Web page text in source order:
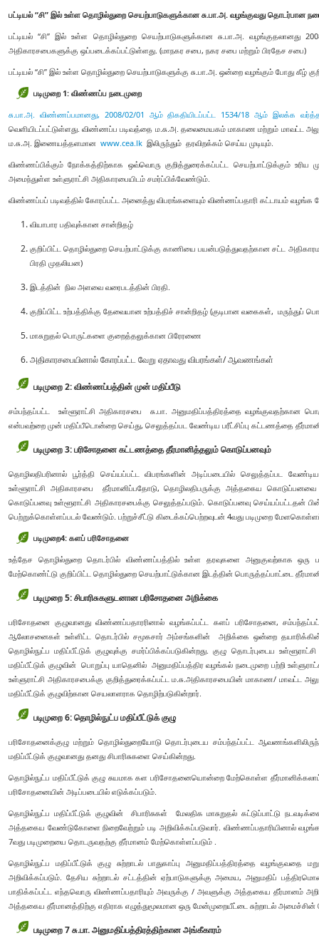
பட்டியல் “சி” இல் உள்ள தொழில்துறை செயற்பாடுகளுக்கான சு.பா.அ. வழங்குவது தொடர்பான
பட்டியல் “சி” இல் உள்ள தொழில்துறை செயற்பாடுகளுக்கான சு.பா.அ. வழங்குதலானது
அதிகாரசபைகளுக்கு ஒப்படைக்கப்பட்டுள்ளது. (மாநகர சபை, நகர சபை மற்றும் பிரதேச சபை)
பட்டியல் “சி” இல் உள்ள தொழில்துறை செயற்பாடுகளுக்கு சு.பா.அ. ஒன்றை வழங்கும் போது கீழ்
படிமுறை 1: விண்ணப்ப நடைமுறை
சு.பா.அ. விண்ணப்பமானது, 2008/02/01 ஆம் திகதியிடப்பட்ட 1534/18 ஆம் இலக்க
வெளியிடப்பட்டுள்ளது. விண்ணப்ப படிவத்தை ம.சு.அ. தலைமையகம் மாகாண மற்றும் மாவட்ட
ம.சு.அ. இணையத்தளமான www.cea.lk இலிருந்தும் தரவிறக்கம் செய்ய முடியும்.
விண்ணப்பிக்கும் நோக்கத்திற்காக ஒவ்வொரு குறித்துரைக்கப்பட்ட செயற்பாட்டுக்கும்
அமைந்துள்ள உள்ளுராட்சி அதிகாரபையிடம் சமர்ப்பிக்வேண்டும்.
விண்ணப்பப் படிவத்தில் கோரப்பட்ட அனைத்து விபரங்களையும் விண்ணப்பதாரி கட்டாயம் வழங்க
வியாபார பதிவுக்கான சான்றிதழ்
குறிப்பிட்ட தொழில்துறை செயற்பாட்டுக்கு காணியை பயன்படுத்துவதற்கான சட்ட
பிரதி முதலியன)
இடத்தின் நில அளவை வரைபடத்தின் பிரதி.
குறிப்பிட்ட உற்பத்திக்கு தேவையான உற்பத்திச் சான்றிதழ் (குடிபான வகைகள், மருந்துப்
மாசுறுதல் பொருட்களை குறைத்தலுக்கான பிரேரணை
அதிகாரசபையினால் கோரப்பட்ட வேறு ஏதாவது விபரங்கள்/ ஆவணங்கள்
படிமுறை 2: விண்ணப்பத்தின் முன் மதிப்பீடு
சம்பந்தப்பட்ட உள்ளூராட்சி அதிகாரசபை சு.பா. அனுமதிப்பத்திரத்தை வழங்குவதற்கான
என்பவற்றை முன் மதிப்பீடொன்றை செய்து, செலுத்தப்பட வேண்டிய பரீட்சிப்பு கட்டணத்தை
படிமுறை 3: பரிசோதனை கட்டணத்தை தீர்மானித்தலும் கொடுப்பனவும்
தொழிலதிபரினால் பூர்த்தி செய்யப்பட்ட விபரங்களின் அடிப்படையில் செலுத்தப்பட
உள்ளூராட்சி அதிகாரசபை தீர்மானிப்பதோடு, தொழிலதிபருக்கு அத்தகைய
கொடுப்பனவு உள்ளூராட்சி அதிகாரசபைக்கு செலுத்தப்படும். கொடுப்பனவு செய்யப்பட்டதன்
பெற்றுக்கொள்ளப்படல் வேண்டும். பற்றுச்சீட்டு கிடைக்கப்பெற்றவுடன் 4வது படிமுறை
படிமுறை4: களப் பரிசோதனை
உத்தேச தொழில்துறை தொடர்பில் விண்ணப்பத்தில் உள்ள தரவுகளை அனுகுவற்காக
மேற்கொண்ட்டு குறிப்பிட்ட தொழில்துறை செயற்பாட்டுக்கான இடத்தின் பொருத்தப்பாட்டை
படிமுறை 5: சிபாரிசுகளுடனான பரிசோதனை அறிக்கை
பரிசோதனை குழுவானது விண்ணப்பதாரரினால் வழங்கப்பட்ட களப் பரிசோதனை,
ஆலோசனைகள் உள்ளிட்ட தொடர்பில் சமூகசார் அம்சங்களின் அறிக்கை ஒன்றை
தொழில்நுட்ப மதிப்பீட்டுக் குழுவுக்கு சமர்ப்பிக்கப்படுகின்றது. குழு தொடர்புடைய
மதிப்பீட்டுக் குழுவின் பொறுப்பு யாதெனில் அனுமதிப்பத்திர வழங்கல் நடைமுறை பற்றி
உள்ளுராட்சி அதிகாரசபைக்கு குறித்துரைக்கப்பட்ட ம.சு.அதிகாரசபையின் மாகாண/ மாவட்ட
மதிப்பீட்டுக் குழுவிற்கான செயலாளராக தொழிற்படுகின்றார்.
படிமுறை 6: தொழில்நுட்ப மதிப்பீட்டுக் குழு
பரிசோதனைக்குழு மற்றும் தொழில்துறையோடு தொடர்புடைய சம்பந்தப்பட்ட
மதிப்பீட்டுக் குழுவானது தனது சிபாரிசுகளை செய்கின்றது.
தொழில்நுட்ப மதிப்பீட்டுக் குழு சுயமாக கள பரிசோதனையொன்றை மேற்கொள்ள
பரிசோதனையின் அடிப்படையில் எடுக்கப்படும்.
தொழில்நுட்ப மதிப்பீட்டுக் குழுவின் சிபாரிசுகள் மேலதிக மாசுறுதல் கட்டுப்பாட்டு
அத்தகைய வேண்டுகோளை நிறைவேற்றும் படி அறிவிக்கப்படுவார். விண்ணப்பதாரியினால்
7வது படிமுறையை தொடருவதற்கு தீர்மானம் மேற்கொள்ளப்படும் .
தொழில்நுட்ப மதிப்பீட்டுக் குழு சுற்றாடல் பாதுகாப்பு அனுமதிப்பத்திரத்தை வழங்குவதை
அறிவிக்கப்படும். தேசிய சுற்றாடல் சட்டத்தின் ஏற்பாடுகளுக்கு அமைய, அனுமதிப்
பாதிக்கப்பட்ட எந்தவொரு விண்ணப்பதாரியும் அவருக்கு / அவளுக்கு அத்தகைய தீர்மானம்
அத்தகைய தீர்மானத்திற்கு எதிராக எழுத்துமூலமான ஒரு மேன்முறையீட்டை சுற்றாடல்
படிமுறை 7 சு.பா. அனுமதிப்பத்திரத்திற்கான அங்கீகாரம்